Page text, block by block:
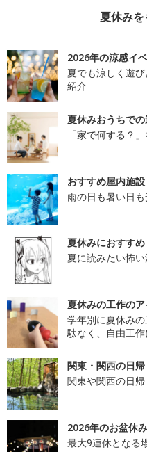
夏休み
2026年の涼感イ
夏でも涼しく遊
紹介
夏休みおうちで
「家で何する？
おすすめ屋内施
雨の日も暑い日
夏休みにおすす
夏に読みたい怖
夏休みの工作の
学年別に夏休み
駄なく、自由工作
関東・関西の日
関東や関西の日
2026年のお盆休
最大9連休となる